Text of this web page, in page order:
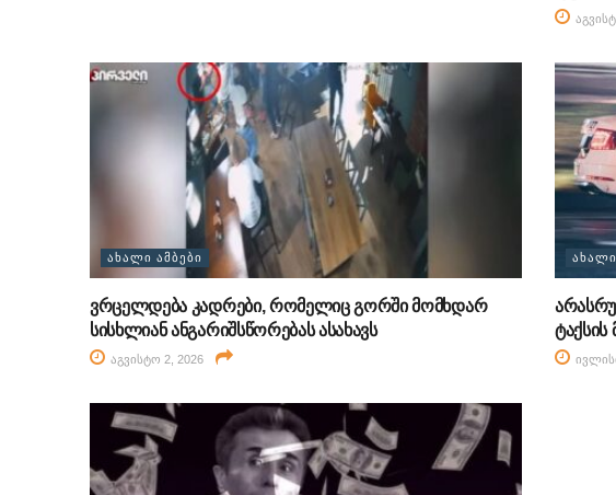
ᲐᲮᲐᲚᲘ ᲐᲛᲑᲔᲑᲘ
ვრცელდება კადრები, რომელიც გორში მომხდარ
სისხლიან ანგარიშსწორებას ასახავს
აგვისტო 2, 2026
ᲐᲮᲐᲚᲘ